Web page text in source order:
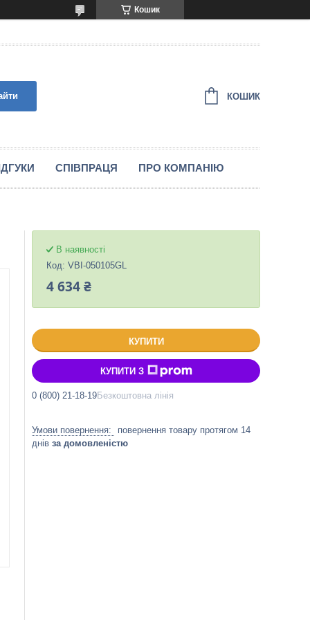
Кошик
КОШИК
СПIВПРАЦЯ ПРО КОМПАНІЮ
В наявності
Код: VBI-050105GL
4 634 ₴
КУПИТИ
КУПИТИ З
0 (800) 21-18-19Безкоштовна лінія
повернення товару протягом 14
днів за домовленістю